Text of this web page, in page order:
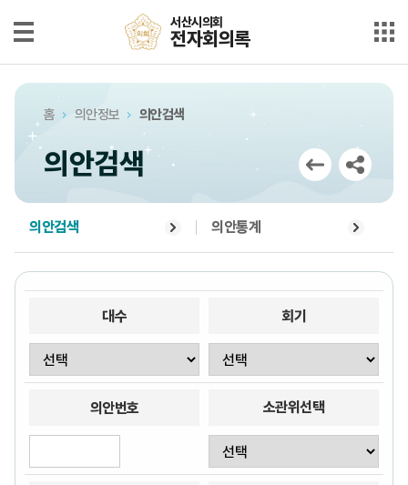
서산시의회
전자회의록
최근회의록
단순검색
상세검색
부록검색
의안정보
서산시의회
전자회의록
홈 의안정보 의안검색
의안검색
의안검색 의안통계
대수 회기
의안번호 소관위선택